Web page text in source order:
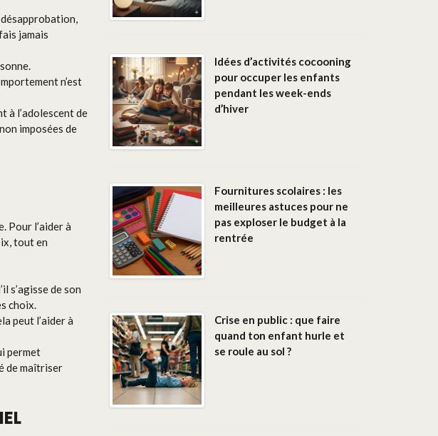
jamais
n’est
à l’adolescent de
imposées de
Pour l’aider à
tout en
s’agisse de son
choix.
peut l’aider à
permet
de maîtriser
Idées d’activités cocooning
pour occuper les enfants
pendant les week-ends
d’hiver
Fournitures scolaires : les
meilleures astuces pour ne
pas exploser le budget à la
rentrée
Crise en public : que faire
quand ton enfant hurle et
se roule au sol ?